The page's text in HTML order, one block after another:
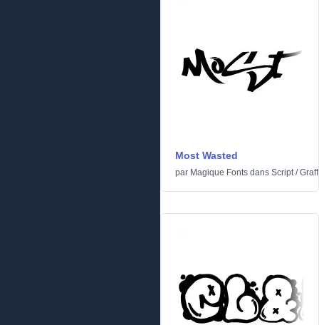
Most Wasted
par Magique Fonts dans Script/